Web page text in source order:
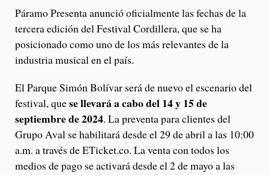
Páramo Presenta anunció oficialmente las fechas de la
tercera edición del Festival Cordillera, que se ha
posicionado como uno de los más relevantes de la
industria musical en el país.
El Parque Simón Bolívar será de nuevo el escenario del
festival, quese llevará a cabo del 14 y 15 de
septiembre de 2024. La preventa para clientes del
Grupo Aval se habilitará desde el 29 de abril a las 10:00
a.m. a través de ETicket.co. La venta con todos los
medios de pago se activará desde el 2 de mayo a las